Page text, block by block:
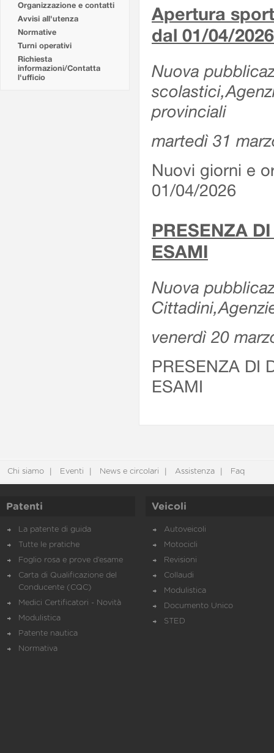
Organizzazione e contatti
Avvisi all'utenza
Normative
Turni operativi
Richiesta
informazioni/Contatta
l'ufficio
Apertura
dal 01/04/2026
Nuova
provinciali
martedì 31
Nuovi giorni e
01/04/2026
PRESENZA
ESAMI
Nuova
venerdì 20
PRESENZA DI
ESAMI
Chi siamo Eventi News e circolari Assistenza Faq
Patenti
La patente di guida
Tutte le pratiche
Foglio rosa e prove d’esame
Carta di Qualificazione del
Conducente (CQC)
Medici Certificatori - Novità
Modulistica
Patente nautica
Normativa
Veicoli
Autoveicoli
Motocicli
Revisioni
Collaudi
Modulistica
Documento Unico
STED